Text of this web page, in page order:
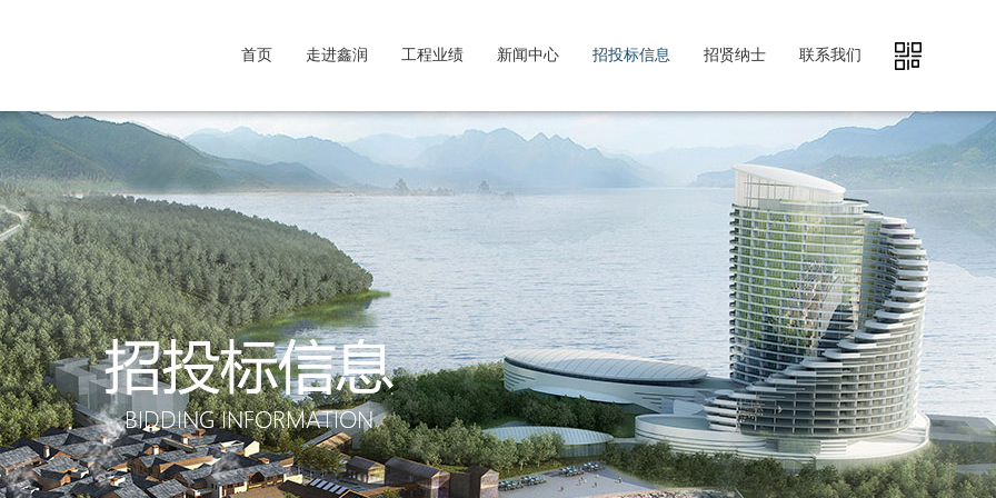
首页 走进鑫润 工程业绩 新闻中心 招投标信息 招贤纳士 联系我们